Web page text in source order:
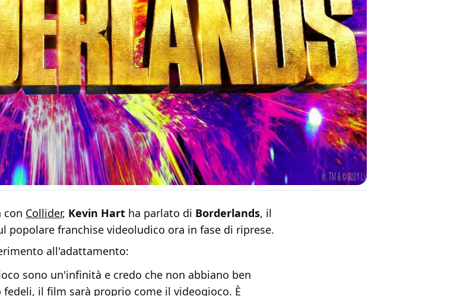
con Collider, Kevin Hart ha parlato di Borderlands, il
popolare franchise videoludico ora in fase di riprese.
all'adattamento:
sono un'infinità e credo che non abbiano ben
il film sarà proprio come il videogioco. È